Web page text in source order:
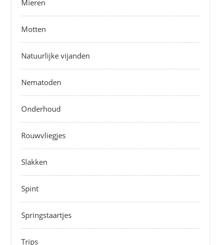
Mieren
Motten
Natuurlijke vijanden
Nematoden
Onderhoud
Rouwvliegjes
Slakken
Spint
Springstaartjes
Trips